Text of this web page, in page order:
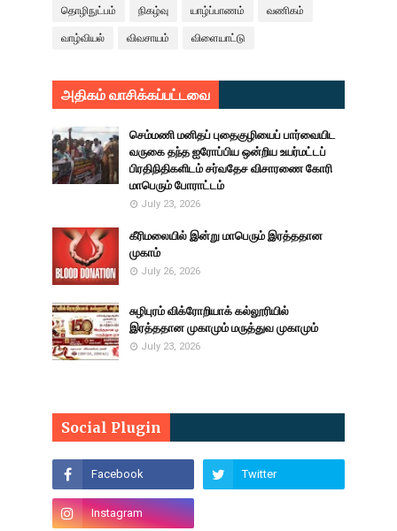
தொழிநுட்பம் நிகழ்வு யாழ்ப்பாணம் வணிகம்
வாழ்வியல் விவசாயம் விளையாட்டு
அதிகம் வாசிக்கப்பட்டவை
செம்மணி மனிதப் புதைகுழியைப் பார்வையிட
வருகை தந்த ஐரோப்பிய ஒன்றிய உயர்மட்டப்
பிரதிநிதிகளிடம் சர்வதேச விசாரணை கோரி
மாபெரும் போராட்டம்
July 23, 2026
கீரிமலையில் இன்று மாபெரும் இரத்ததான
முகாம்
July 26, 2026
சுழிபுரம் விக்ரோறியாக் கல்லூரியில்
இரத்ததான முகாமும் மருத்துவ முகாமும்
July 23, 2026
Social Plugin